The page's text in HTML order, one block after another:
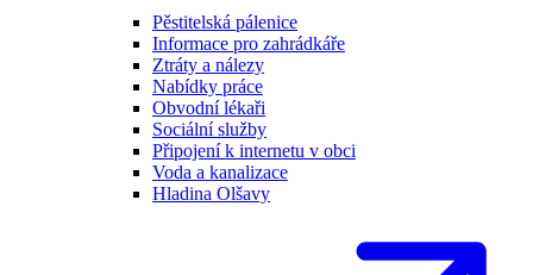
Pěstitelská pálenice
Informace pro zahrádkáře
Ztráty a nálezy
Nabídky práce
Obvodní lékaři
Sociální služby
Připojení k internetu v obci
Voda a kanalizace
Hladina Olšavy